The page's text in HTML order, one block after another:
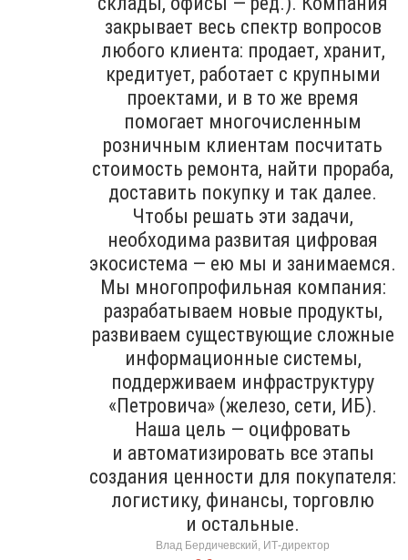
закрывает весь спектр вопросов
любого клиента: продает, хранит,
кредитует, работает с крупными
проектами, и в то же время
помогает многочисленным
розничным клиентам посчитать
стоимость ремонта, найти прораба,
доставить покупку и так далее.
Чтобы решать эти задачи,
необходима развитая цифровая
экосистема — ею мы и занимаемся.
Мы многопрофильная компания:
разрабатываем новые продукты,
развиваем существующие сложные
информационные системы,
поддерживаем инфраструктуру
«Петровича» (железо, сети, ИБ).
Наша цель — оцифровать
и автоматизировать все этапы
создания ценности для покупателя:
логистику, финансы, торговлю
и остальные.
Влад Бердичевский, ИТ-директор